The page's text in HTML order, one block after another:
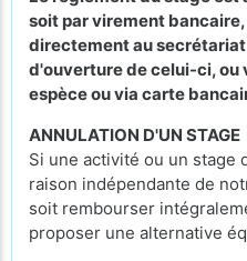
soit par virement
directement au
d'ouverture de celui-ci, ou
espèce ou via carte
ANNULATION D'UN STAGE
Si une activité ou un stage
raison indépendante de
soit rembourser
proposer une alternative